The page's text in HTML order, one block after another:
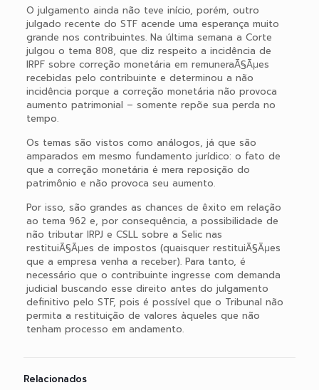
O julgamento ainda não teve início, porém, outro
julgado recente do STF acende uma esperança muito
grande nos contribuintes. Na última semana a Corte
julgou o tema 808, que diz respeito a incidência de
IRPF sobre correção monetária em remuneraÃ§Ãµes
recebidas pelo contribuinte e determinou a não
incidência porque a correção monetária não provoca
aumento patrimonial – somente repõe sua perda no
tempo.
Os temas são vistos como análogos, já que são
amparados em mesmo fundamento jurídico: o fato de
que a correção monetária é mera reposição do
patrimônio e não provoca seu aumento.
Por isso, são grandes as chances de êxito em relação
ao tema 962 e, por consequência, a possibilidade de
não tributar IRPJ e CSLL sobre a Selic nas
restituiÃ§Ãµes de impostos (quaisquer restituiÃ§Ãµes
que a empresa venha a receber). Para tanto, é
necessário que o contribuinte ingresse com demanda
judicial buscando esse direito antes do julgamento
definitivo pelo STF, pois é possível que o Tribunal não
permita a restituição de valores àqueles que não
tenham processo em andamento.
Relacionados